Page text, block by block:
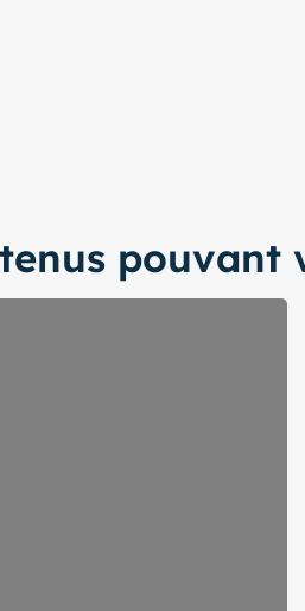
pouvant